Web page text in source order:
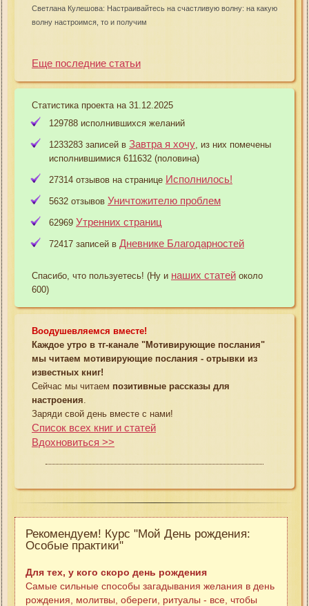
Светлана Кулешова: Настраивайтесь на счастливую волну: на какую
волну настроимся, то и получим
Еще последние статьи
Статистика проекта на 31.12.2025
129788 исполнившихся желаний
1233283 записей в Завтра я хочу , из них помечены
исполнившимися 611632 (половина)
27314 отзывов на странице Исполнилось!
5632 отзывов Уничтожителю проблем
62969 Утренних страниц
72417 записей в Дневнике Благодарностей
Спасибо, что пользуетесь! (Ну и наших статей около
600)
Воодушевляемся вместе!
Каждое утро в тг-канале "Мотивирующие послания"
мы читаем мотивирующие послания - отрывки из
известных книг!
Сейчас мы читаем позитивные рассказы для
настроения
Заряди свой день вместе с нами!
Список всех книг и статей
Вдохновиться >>
Рекомендуем! Курс "Мой День рождения:
Особые практики"
Для тех, у кого скоро день рождения
Самые сильные способы загадывания желания в день
рождения, молитвы, обереги, ритуалы - все, чтобы